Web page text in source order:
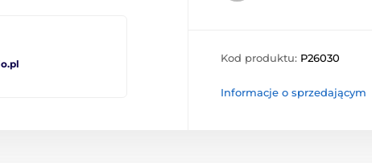
Kod produktu: P26030
Informacje o sprzedającym